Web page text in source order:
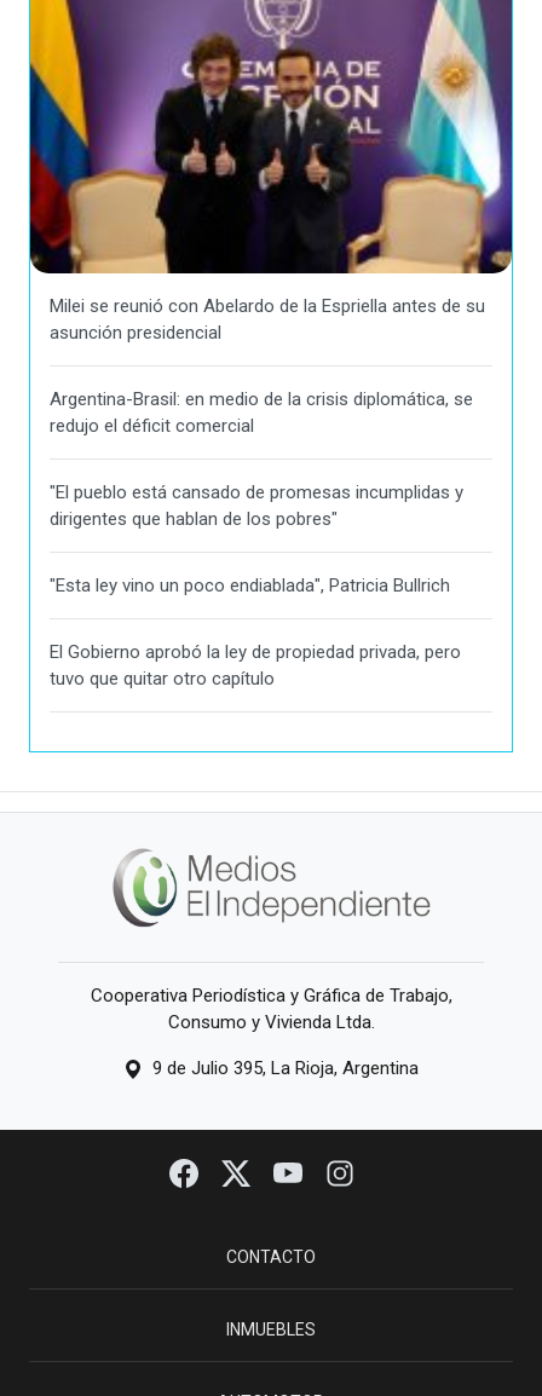
Milei se reunió con Abelardo de la Espriella antes de su
asunción presidencial
Argentina-Brasil: en medio de la crisis diplomática, se
redujo el déficit comercial
"El pueblo está cansado de promesas incumplidas y
dirigentes que hablan de los pobres"
"Esta ley vino un poco endiablada", Patricia Bullrich
El Gobierno aprobó la ley de propiedad privada, pero
tuvo que quitar otro capítulo
Cooperativa Periodística y Gráfica de Trabajo,
Consumo y Vivienda Ltda.
9 de Julio 395, La Rioja, Argentina
CONTACTO
INMUEBLES